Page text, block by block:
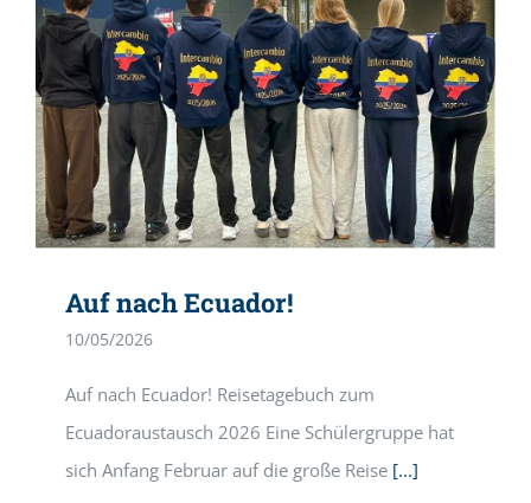
Auf nach Ecuador!
10/05/2026
Auf nach Ecuador! Reisetagebuch zum
Ecuadoraustausch 2026 Eine Schülergruppe hat
sich Anfang Februar auf die große Reise[...]